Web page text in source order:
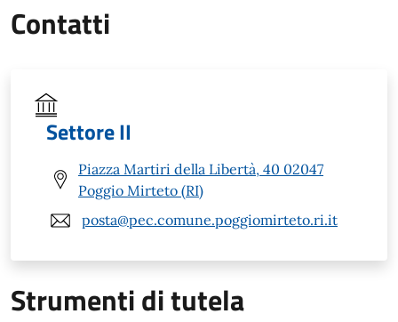
Contatti
Settore II
Piazza Martiri della Libertà, 40 02047
Poggio Mirteto (RI)
posta@pec.comune.poggiomirteto.ri.it
Strumenti di tutela